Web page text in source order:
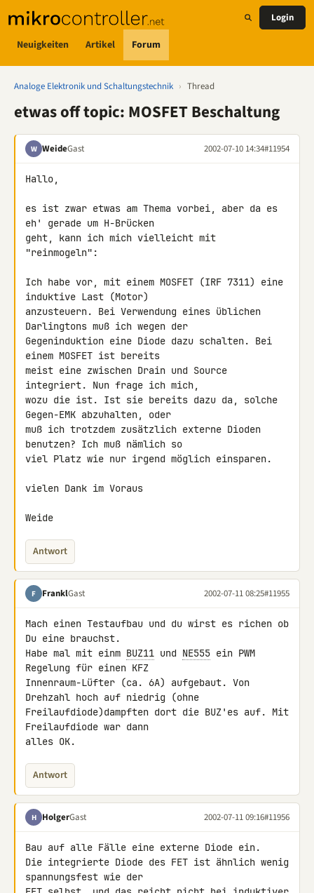
Neuigkeiten Artikel Forum
Login
Analoge Elektronik und Schaltungstechnik › Thread
etwas off topic: MOSFET Beschaltung
W WeideGast 2002-07-10 14:34#11954
Hallo,
es ist zwar etwas am Thema vorbei, aber da es
eh' gerade um H-Brücken
geht, kann ich mich vielleicht mit
"reinmogeln":
Ich habe vor, mit einem MOSFET (IRF 7311) eine
induktive Last (Motor)
anzusteuern. Bei Verwendung eines üblichen
Darlingtons muß ich wegen der
Gegeninduktion eine Diode dazu schalten. Bei
einem MOSFET ist bereits
meist eine zwischen Drain und Source
integriert. Nun frage ich mich,
wozu die ist. Ist sie bereits dazu da, solche
Gegen-EMK abzuhalten, oder
muß ich trotzdem zusätzlich externe Dioden
benutzen? Ich muß nämlich so
viel Platz wie nur irgend möglich einsparen.
vielen Dank im Voraus
Weide
Antwort
F FranklGast 2002-07-11 08:25#11955
Mach einen Testaufbau und du wirst es richen ob
Du eine brauchst.
Habe mal mit einm BUZ11 und NE555 ein PWM
Regelung für einen KFZ
Innenraum-Lüfter (ca. 6A) aufgebaut. Von
Drehzahl hoch auf niedrig (ohne
Freilaufdiode)dampften dort die BUZ'es auf. Mit
Freilaufdiode war dann
alles OK.
Antwort
H HolgerGast 2002-07-11 09:16#11956
Bau auf alle Fälle eine externe Diode ein.
Die integrierte Diode des FET ist ähnlich wenig
spannungsfest wie der